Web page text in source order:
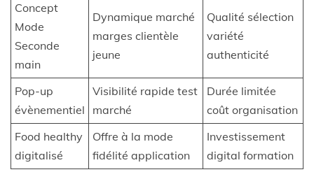
Concept
Mode
Seconde
main
Dynamique marché
marges clientèle
jeune
Qualité sélection
variété
authenticité
Pop-up
évènementiel
Visibilité rapide test
marché
Durée limitée
coût organisation
Food healthy
digitalisé
Offre à la mode
fidélité application
Investissement
digital formation